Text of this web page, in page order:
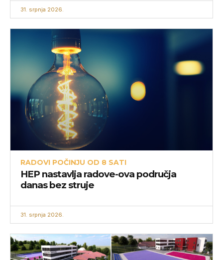
31. srpnja 2026.
RADOVI POČINJU OD 8 SATI
HEP nastavlja radove-ova područja
danas bez struje
31. srpnja 2026.